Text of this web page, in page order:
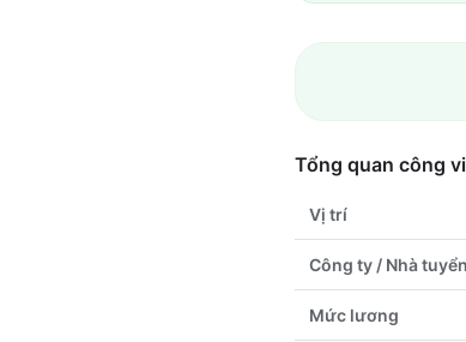
Tổng quan công
Vị trí
Công ty / Nhà
Mức lương